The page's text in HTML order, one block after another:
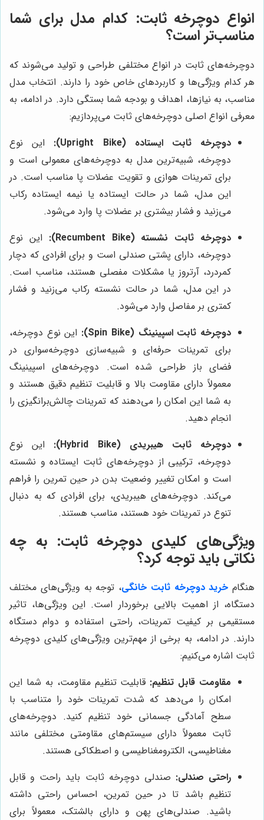
انواع دوچرخه ثابت: کدام مدل برای شما
مناسب‌تر است؟
دوچرخه‌های ثابت در انواع مختلفی طراحی و تولید می‌شوند که
هر کدام ویژگی‌ها و کاربردهای خاص خود را دارند. انتخاب مدل
مناسب، به نیازها، اهداف و بودجه شما بستگی دارد. در ادامه، به
معرفی انواع اصلی دوچرخه‌های ثابت می‌پردازیم:
دوچرخه ثابت ایستاده (Upright Bike):
این نوع
دوچرخه، شبیه‌ترین مدل به دوچرخه‌های معمولی است و
برای تمرینات هوازی و تقویت عضلات پا مناسب است. در
این مدل، شما در حالت ایستاده یا نیمه ایستاده رکاب
می‌زنید و فشار بیشتری بر عضلات پا وارد می‌شود.
دوچرخه ثابت نشسته (Recumbent Bike):
این نوع
دوچرخه، دارای پشتی صندلی است و برای افرادی که دچار
کمردرد، آرتروز یا مشکلات مفصلی هستند، مناسب است.
در این مدل، شما در حالت نشسته رکاب می‌زنید و فشار
کمتری بر مفاصل وارد می‌شود.
دوچرخه ثابت اسپینینگ (Spin Bike):
این نوع دوچرخه،
برای تمرینات حرفه‌ای و شبیه‌سازی دوچرخه‌سواری در
فضای باز طراحی شده است. دوچرخه‌های اسپینینگ
معمولاً دارای مقاومت بالا و قابلیت تنظیم دقیق هستند و
به شما این امکان را می‌دهند که تمرینات چالش‌برانگیزی را
انجام دهید.
دوچرخه ثابت هیبریدی (Hybrid Bike):
این نوع
دوچرخه، ترکیبی از دوچرخه‌های ثابت ایستاده و نشسته
است و امکان تغییر وضعیت بدن در حین تمرین را فراهم
می‌کند. دوچرخه‌های هیبریدی، برای افرادی که به دنبال
تنوع در تمرینات خود هستند، مناسب هستند.
ویژگی‌های کلیدی دوچرخه ثابت: به چه
نکاتی باید توجه کرد؟
هنگام خرید دوچرخه ثابت خانگی، توجه به ویژگی‌های مختلف
دستگاه، از اهمیت بالایی برخوردار است. این ویژگی‌ها، تاثیر
مستقیمی بر کیفیت تمرینات، راحتی استفاده و دوام دستگاه
دارند. در ادامه، به برخی از مهم‌ترین ویژگی‌های کلیدی دوچرخه
ثابت اشاره می‌کنیم:
مقاومت قابل تنظیم: قابلیت تنظیم مقاومت، به شما این
امکان را می‌دهد که شدت تمرینات خود را متناسب با
سطح آمادگی جسمانی خود تنظیم کنید. دوچرخه‌های
ثابت معمولاً دارای سیستم‌های مقاومتی مختلفی مانند
مغناطیسی، الکترومغناطیسی و اصطکاکی هستند.
راحتی صندلی: صندلی دوچرخه ثابت باید راحت و قابل
تنظیم باشد تا در حین تمرین، احساس راحتی داشته
باشید. صندلی‌های پهن و دارای بالشتک، معمولاً برای